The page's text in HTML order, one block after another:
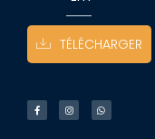
TÉLÉCHARGER